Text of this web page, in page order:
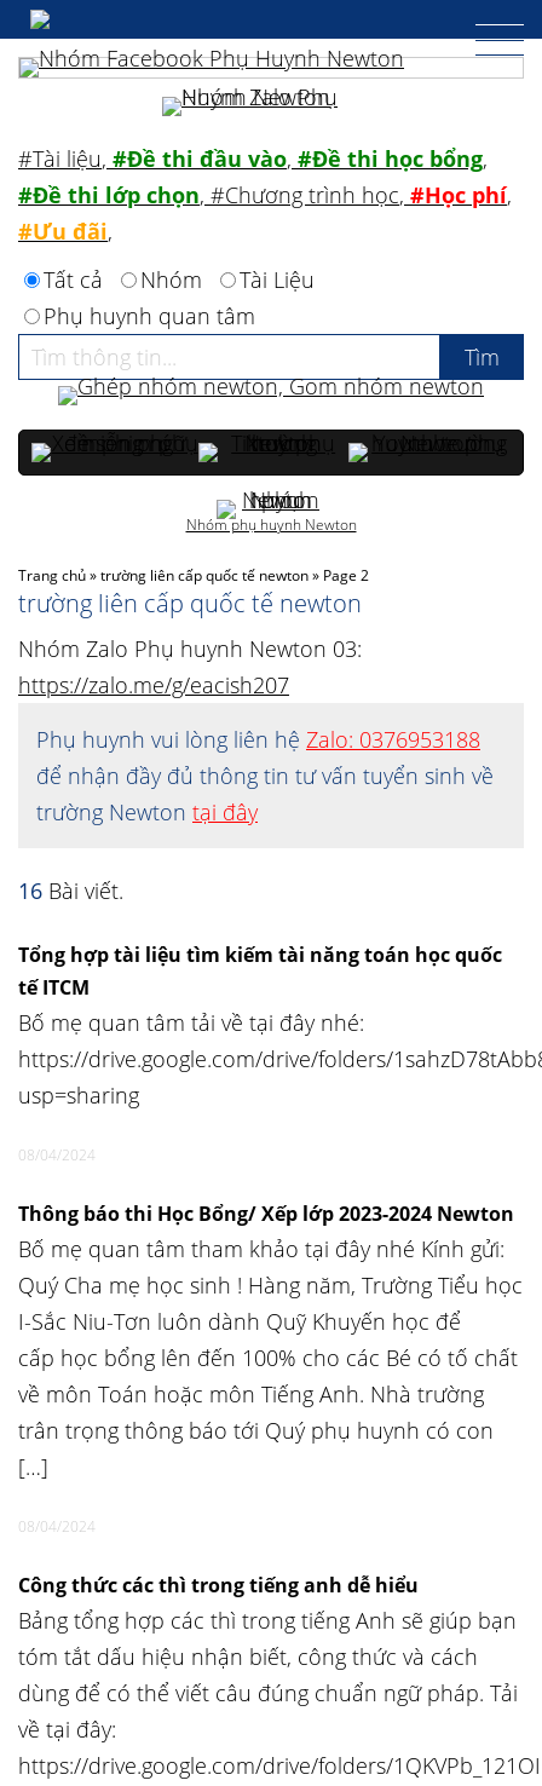
Trang chủ»trường liên cấp quốc tế newton» Page 2
trường liên cấp quốc tế newton
Nhóm Zalo Phụ huynh Newton 03:
https://zalo.me/g/eacish207
Phụ huynh vui lòng liên hệ Zalo: 0376953188
để nhận đầy đủ thông tin tư vấn tuyển sinh về
trường Newton tại đây
16 Bài viết.
Tổng hợp tài liệu tìm kiếm tài năng toán học quốc
tế ITCM
Bố mẹ quan tâm tải về tại đây nhé:
https://drive.google.com/drive/folders/
usp=sharing
08/04/2024
Thông báo thi Học Bổng/ Xếp lớp 2023-2024 Newton
Bố mẹ quan tâm tham khảo tại đây nhé Kính gửi:
Quý Cha mẹ học sinh ! Hàng năm, Trường Tiểu học
I-Sắc Niu-Tơn luôn dành Quỹ Khuyến học để
cấp học bổng lên đến 100% cho các Bé có tố chất
về môn Toán hoặc môn Tiếng Anh. Nhà trường
trân trọng thông báo tới Quý phụ huynh có con
[…]
08/04/2024
Công thức các thì trong tiếng anh dễ hiểu
Bảng tổng hợp các thì trong tiếng Anh sẽ giúp bạn
tóm tắt dấu hiệu nhận biết, công thức và cách
dùng để có thể viết câu đúng chuẩn ngữ pháp. Tải
về tại đây:
https://drive.google.com/drive/folders/
#Tài liệu, #Đề thi đầu vào, #Đề thi học bổng,
#Đề thi lớp chọn, #Chương trình học, #Học phí,
#Ưu đãi,
Tất cả
Nhóm
Tài Liệu
Phụ huynh quan tâm
Nhóm phụ huynh Newton